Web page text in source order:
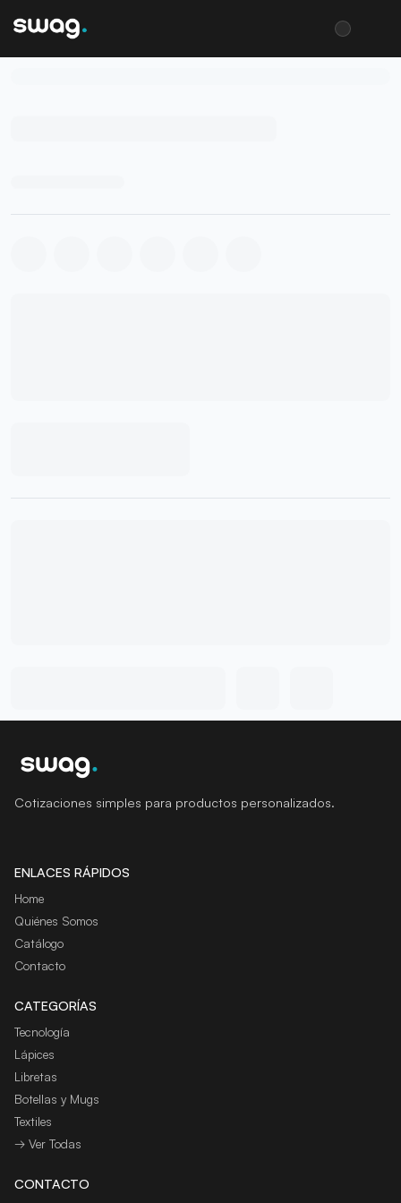
Cotizaciones simples para productos personalizados.
ENLACES RÁPIDOS
Home
Quiénes Somos
Catálogo
Contacto
CATEGORÍAS
Tecnología
Lápices
Libretas
Botellas y Mugs
Textiles
→ Ver Todas
CONTACTO